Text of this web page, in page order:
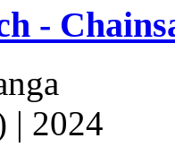
-
| 2024